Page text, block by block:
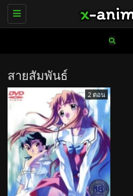
Toggle
navigation
สายสัมพันธ์
2 ตอน